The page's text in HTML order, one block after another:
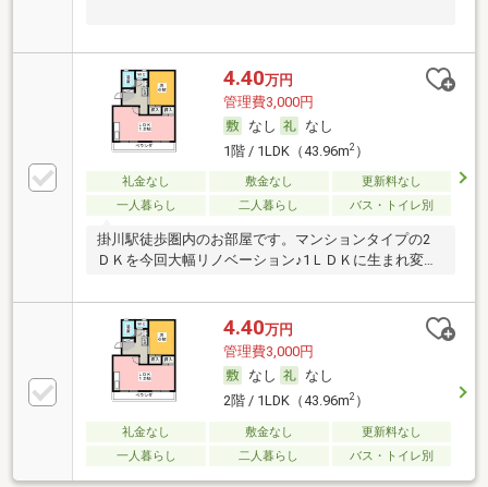
4.40万円
管理費3,000円
なし
なし
1階 / 1LDK（43.96m2）
礼金なし 敷金なし
更新料なし
一人暮らし
二人暮らし バス・トイレ別
掛川駅徒歩圏内のお部屋です。マンションタイプの2
ＤＫを今回大幅リノベーション♪1ＬＤＫに生まれ変わ
4.40万円
管理費3,000円
なし
なし
2階 / 1LDK（43.96m2）
礼金なし 敷金なし
更新料なし
一人暮らし
二人暮らし バス・トイレ別